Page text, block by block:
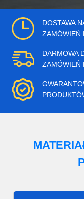
DOSTAWA
ZAMÓWIEŃ
DARMOWA
ZAMÓWIEŃ